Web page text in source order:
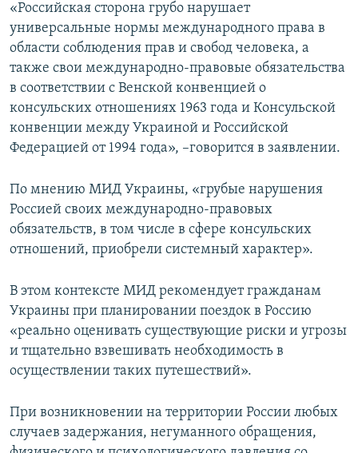
«Российская сторона грубо нарушает
универсальные нормы международного права в
области соблюдения прав и свобод человека, а
также свои международно-правовые обязательства
в соответствии с Венской конвенцией о
консульских отношениях 1963 года и Консульской
конвенции между Украиной и Российской
Федерацией от 1994 года», –говорится в заявлении.
По мнению МИД Украины, «грубые нарушения
Россией своих международно-правовых
обязательств, в том числе в сфере консульских
отношений, приобрели системный характер».
В этом контексте МИД рекомендует гражданам
Украины при планировании поездок в Россию
«реально оценивать существующие риски и угрозы
и тщательно взвешивать необходимость в
осуществлении таких путешествий».
При возникновении на территории России любых
случаев задержания, негуманного обращения,